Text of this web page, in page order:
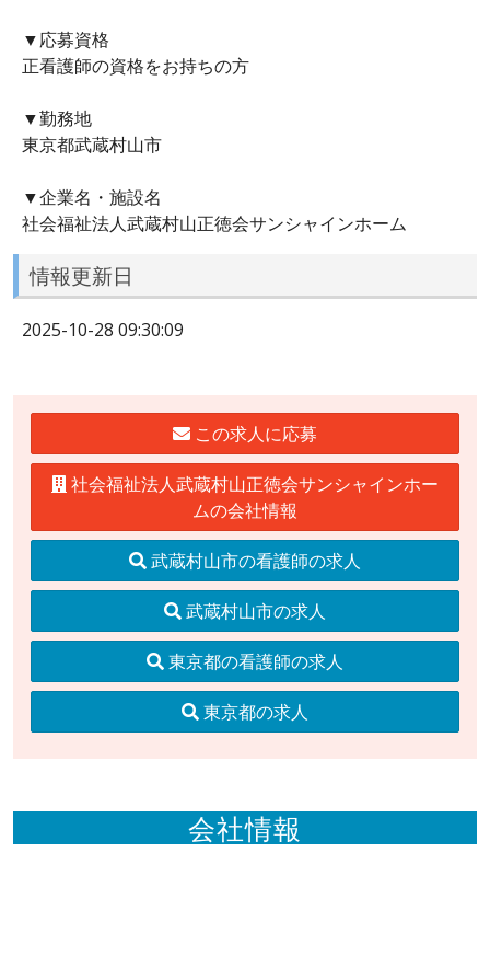
▼応募資格
正看護師の資格をお持ちの方
▼勤務地
東京都武蔵村山市
▼企業名・施設名
社会福祉法人武蔵村山正徳会サンシャインホーム
情報更新日
2025-10-28 09:30:09
この求人に応募
社会福祉法人武蔵村山正徳会サンシャインホー
ムの会社情報
武蔵村山市の看護師の求人
武蔵村山市の求人
東京都の看護師の求人
東京都の求人
会社情報